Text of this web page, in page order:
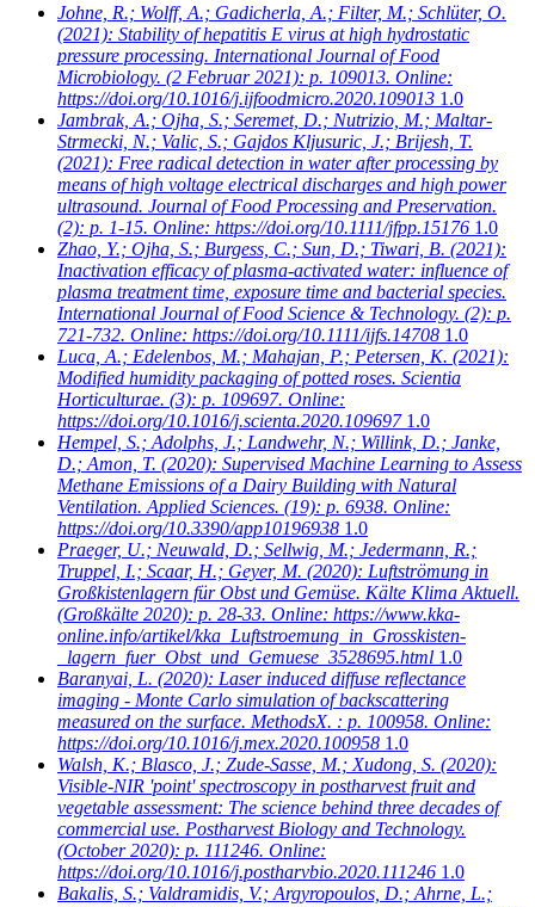
Johne, R.; Wolff, A.; Gadicherla, A.; Filter, M.; Schlüter, O.
(2021): Stability of hepatitis E virus at high hydrostatic
pressure processing. International Journal of Food
Microbiology. (2 Februar 2021): p. 109013. Online:
https://doi.org/10.1016/j.ijfoodmicro.2020.109013 1.0
Jambrak, A.; Ojha, S.; Seremet, D.; Nutrizio, M.; Maltar-
Strmecki, N.; Valic, S.; Gajdos Kljusuric, J.; Brijesh, T.
(2021): Free radical detection in water after processing by
means of high voltage electrical discharges and high power
ultrasound. Journal of Food Processing and Preservation.
(2): p. 1-15. Online: https://doi.org/10.1111/jfpp.15176 1.0
Zhao, Y.; Ojha, S.; Burgess, C.; Sun, D.; Tiwari, B. (2021):
Inactivation efficacy of plasma-activated water: influence of
plasma treatment time, exposure time and bacterial species.
International Journal of Food Science & Technology. (2): p.
721-732. Online: https://doi.org/10.1111/ijfs.14708 1.0
Luca, A.; Edelenbos, M.; Mahajan, P.; Petersen, K. (2021):
Modified humidity packaging of potted roses. Scientia
Horticulturae. (3): p. 109697. Online:
https://doi.org/10.1016/j.scienta.2020.109697 1.0
Hempel, S.; Adolphs, J.; Landwehr, N.; Willink, D.; Janke,
D.; Amon, T. (2020): Supervised Machine Learning to Assess
Methane Emissions of a Dairy Building with Natural
Ventilation. Applied Sciences. (19): p. 6938. Online:
https://doi.org/10.3390/app10196938 1.0
Praeger, U.; Neuwald, D.; Sellwig, M.; Jedermann, R.;
Truppel, I.; Scaar, H.; Geyer, M. (2020): Luftströmung in
Großkistenlagern für Obst und Gemüse. Kälte Klima Aktuell.
(Großkälte 2020): p. 28-33. Online: https://www.kka-
online.info/artikel/kka_Luftstroemung_in_Grosskisten-
_lagern_fuer_Obst_und_Gemuese_3528695.html 1.0
Baranyai, L. (2020): Laser induced diffuse reflectance
imaging - Monte Carlo simulation of backscattering
measured on the surface. MethodsX. : p. 100958. Online:
https://doi.org/10.1016/j.mex.2020.100958 1.0
Walsh, K.; Blasco, J.; Zude-Sasse, M.; Xudong, S. (2020):
Visible-NIR 'point' spectroscopy in postharvest fruit and
vegetable assessment: The science behind three decades of
commercial use. Postharvest Biology and Technology.
(October 2020): p. 111246. Online:
https://doi.org/10.1016/j.postharvbio.2020.111246 1.0
Bakalis, S.; Valdramidis, V.; Argyropoulos, D.; Ahrne, L.;